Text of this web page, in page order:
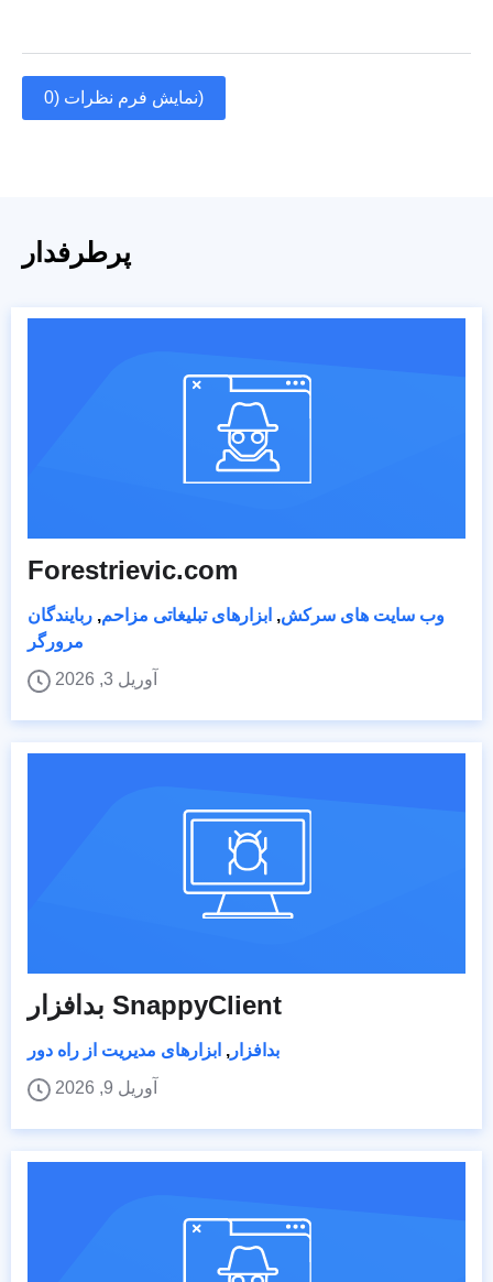
نمایش فرم نظرات (0)
پرطرفدار
Forestrievic.com
وب سایت های سرکش, ابزارهای تبلیغاتی مزاحم, ربایندگان
مرورگر
آوریل 3, 2026
بدافزار SnappyClient
بدافزار , ابزارهای مدیریت از راه دور
آوریل 9, 2026